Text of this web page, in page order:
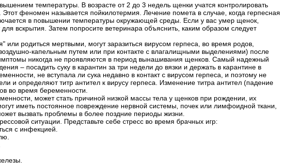
температуры. В возрасте от 2 до 3 недель щенки учатся контролировать
феномен называется пойкилотермия. Лечение помета в случае, когда герпесная
в повышении температуры окружающей среды. Если у вас умер щенок,
вскрытия. Затем попросите ветеринара объяснить, каким образом следует
родиться мертвыми, могут заразиться вирусом герпеса, во время родов,
капельным путем или при контакте с влагалищными выделениями) после
никогда не проявляются в период вынашивания щенков. Самый надежный
– посадить суку в карантин за три недели до вязки и держать в карантине в
не вступала ли сука недавно в контакт с вирусом герпеса, и поэтому не
и определяют титр антител к вирусу герпеса. Изменение титра антител (падение
во время беременности.
может стать причиной низкой массы тела у щенков при рождении, их
иметь постоянное повреждение нервной системы, почек или лимфоидной ткани,
вызвать проблемы в более поздние периоды жизни.
ситуации. Представьте себе стресс во время брачных игр:
с инфекцией.